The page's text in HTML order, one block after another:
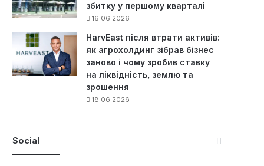
збитку у першому кварталі
16.06.2026
HarvEast після втрати активів:
як агрохолдинг зібрав бізнес
заново і чому зробив ставку
на ліквідність, землю та
зрошення
18.06.2026
Social